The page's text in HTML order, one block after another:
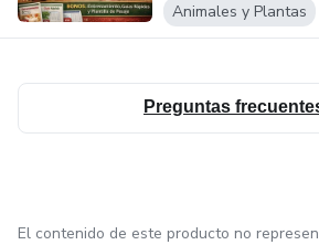
Animales y Plantas
Preguntas
El contenido de este producto no